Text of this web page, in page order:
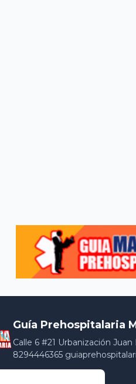
Guía Prehospitalaria
Calle 6 #21 Urbanización
8294446365